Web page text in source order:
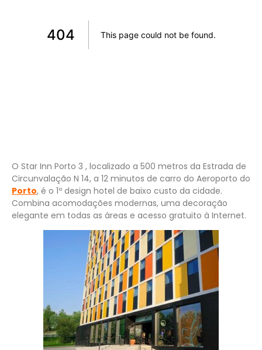
O Star Inn Porto 3 , localizado a 500 metros da Estrada de
Circunvalação N 14, a 12 minutos de carro do Aeroporto do
Porto, é o 1º design hotel de baixo custo da cidade.
Combina acomodações modernas, uma decoração
elegante em todas as áreas e acesso gratuito à Internet.